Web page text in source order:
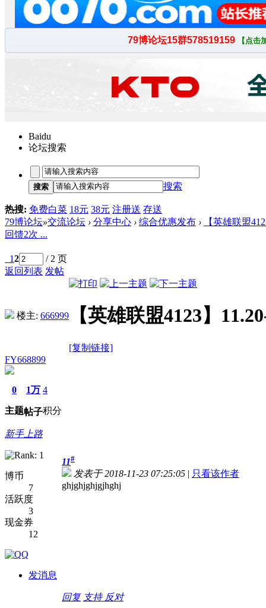
Baidu
论坛搜索
搜索 搜索
热搜: 免费白菜 18元 38元 注册送 存送
79博论坛»交流论坛 › 分享中心 › 综合优惠发布 ›
【英雄联盟
回馈2次 ...
12
/ 2 页
返回列表 发帖
楼主: 666999 【英雄联盟4123】
[复制链接]
FY668899
0
主题
1万
帖子
4
积分
新手上路
博币
7
活跃度
3
现金券
12
发消息
11#
发表于 2018-11-23 07:25:05 | 只看该作者
ghjghjghjgjhghj
回复 支持 反对